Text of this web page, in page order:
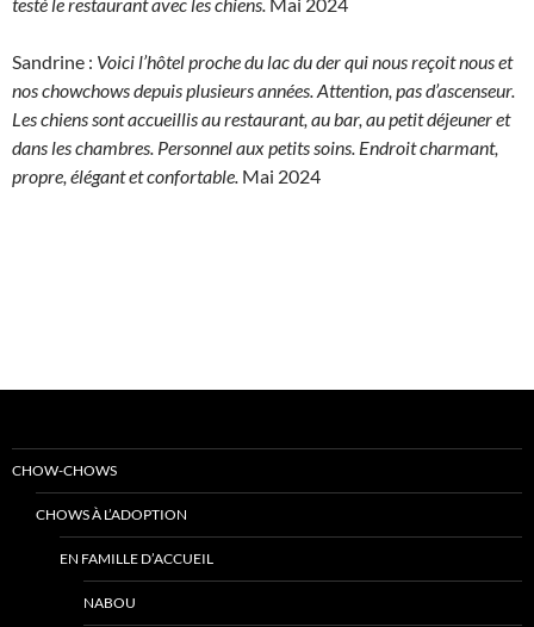
Sandrine : Voici l’hôtel proche du lac du der qui nous reçoit nous et
nos chowchows depuis plusieurs années. Attention, pas d’ascenseur.
Les chiens sont accueillis au restaurant, au bar, au petit déjeuner et
dans les chambres. Personnel aux petits soins. Endroit charmant,
propre, élégant et confortable. Mai 2024
CHOW-CHOWS
CHOWS À L’ADOPTION
EN FAMILLE D’ACCUEIL
NABOU